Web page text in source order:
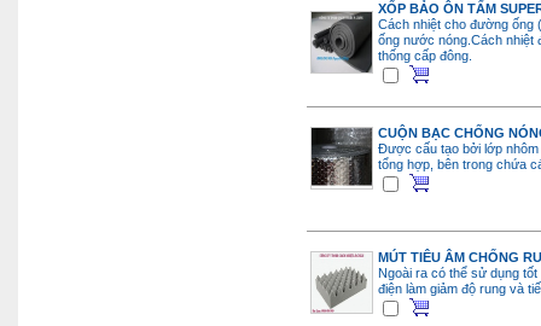
XỐP BẢO ÔN TẤM
Cách nhiệt cho đường ống
ống nước nóng.Cách nhiệt
thống cấp đông.
CUỘN BẠC CHỐNG
Được cấu tạo bởi lớp
tổng hợp, bên trong chứa
MÚT TIÊU ÂM CHỐNG
Ngoài ra có thể sử dụng
điện làm giảm độ rung và